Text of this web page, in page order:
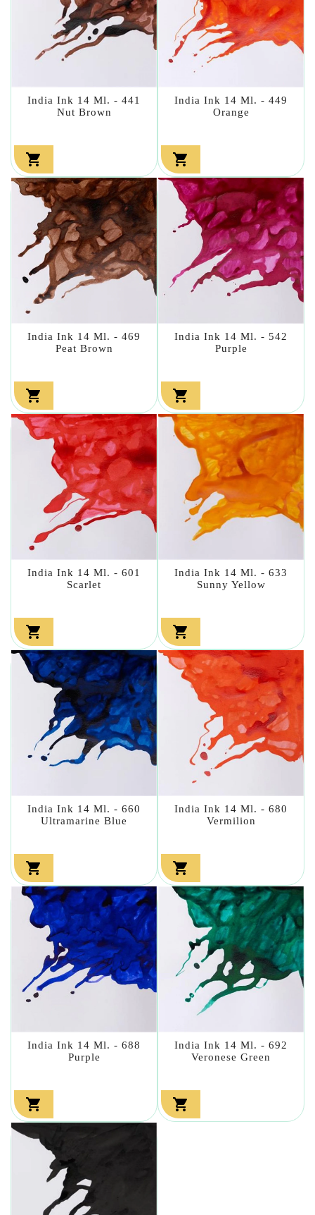
India Ink 14 Ml. - 441
Nut Brown

India Ink 14 Ml. - 449
Orange

India Ink 14 Ml. - 469
Peat Brown

India Ink 14 Ml. - 542
Purple

India Ink 14 Ml. - 601
Scarlet

India Ink 14 Ml. - 633
Sunny Yellow

India Ink 14 Ml. - 660
Ultramarine Blue

India Ink 14 Ml. - 680
Vermilion

India Ink 14 Ml. - 688
Purple

India Ink 14 Ml. - 692
Veronese Green
